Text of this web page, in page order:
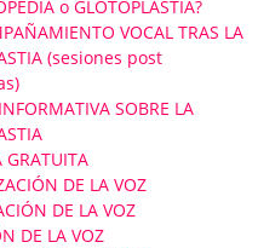
o GLOTOPLASTIA?
VOCAL TRAS LA
(sesiones post
SOBRE LA
GRATUITA
DE LA VOZ
DE LA VOZ
DE LA VOZ